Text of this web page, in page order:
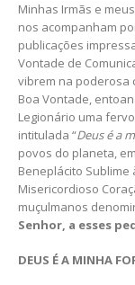
Minhas Irmãs e
nos acompanham
publicações
Vontade de
vibrem na poderosa
Boa Vontade,
Legionário uma
intitulada “Deus é a
povos do planeta,
Beneplácito
Misericordioso
muçulmanos
Senhor, a esses
DEUS É A MINHA